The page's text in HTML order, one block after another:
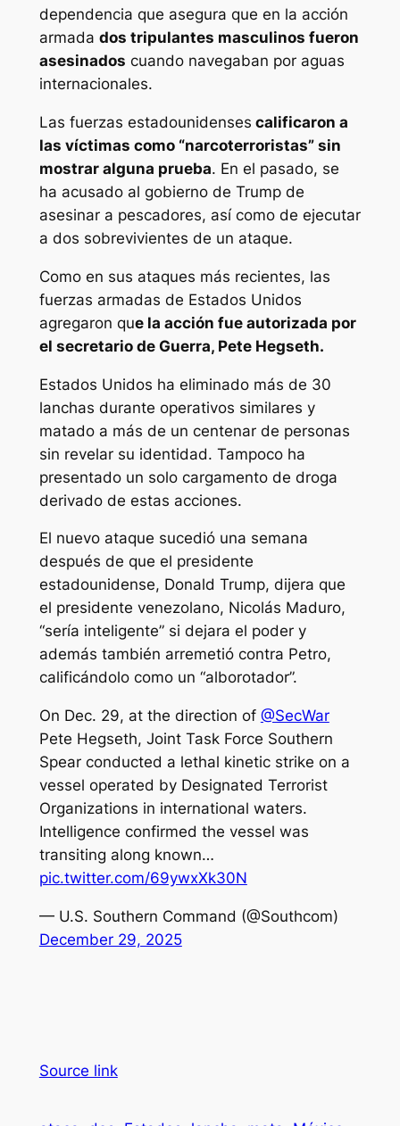
dependencia que asegura que en la acción
armada dos tripulantes masculinos fueron
asesinados cuando navegaban por aguas
internacionales.
Las fuerzas estadounidenses calificaron a
las víctimas como “narcoterroristas” sin
mostrar alguna prueba. En el pasado, se
ha acusado al gobierno de Trump de
asesinar a pescadores, así como de ejecutar
a dos sobrevivientes de un ataque.
Como en sus ataques más recientes, las
fuerzas armadas de Estados Unidos
agregaron que la acción fue autorizada por
el secretario de Guerra, Pete Hegseth.
Estados Unidos ha eliminado más de 30
lanchas durante operativos similares y
matado a más de un centenar de personas
sin revelar su identidad. Tampoco ha
presentado un solo cargamento de droga
derivado de estas acciones.
El nuevo ataque sucedió una semana
después de que el presidente
estadounidense, Donald Trump, dijera que
el presidente venezolano, Nicolás Maduro,
“sería inteligente” si dejara el poder y
además también arremetió contra Petro,
calificándolo como un “alborotador”.
On Dec. 29, at the direction of @SecWar
Pete Hegseth, Joint Task Force Southern
Spear conducted a lethal kinetic strike on a
vessel operated by Designated Terrorist
Organizations in international waters.
Intelligence confirmed the vessel was
transiting along known…
pic.twitter.com/69ywxXk30N
— U.S. Southern Command (@Southcom)
December 29, 2025
Source link